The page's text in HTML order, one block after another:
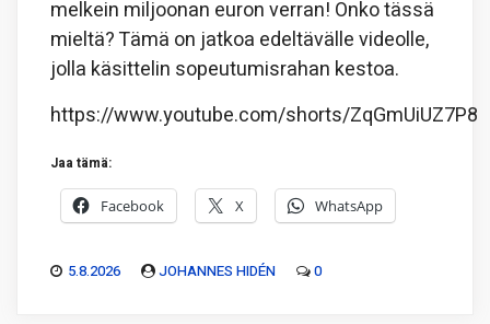
melkein miljoonan euron verran! Onko tässä
mieltä? Tämä on jatkoa edeltävälle videolle,
jolla käsittelin sopeutumisrahan kestoa.
https://www.youtube.com/shorts/ZqGmUiUZ7P8
Jaa tämä:
Facebook X WhatsApp
5.8.2026 JOHANNES HIDÉN 0